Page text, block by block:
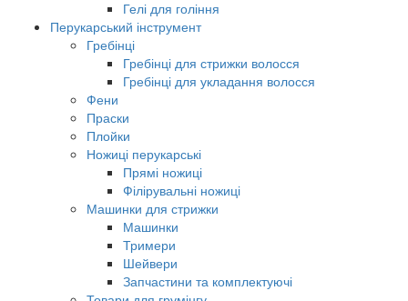
Гелі для гоління
Перукарський інструмент
Гребінці
Гребінці для стрижки волосся
Гребінці для укладання волосся
Фени
Праски
Плойки
Ножиці перукарські
Прямі ножиці
Філірувальні ножиці
Машинки для стрижки
Машинки
Тримери
Шейвери
Запчастини та комплектуючі